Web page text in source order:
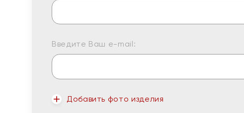
Введите Ваш e-mail:
Добавить фото изделия